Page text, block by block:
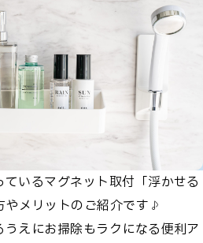
いるマグネット取付「浮かせる
やメリットのご紹介です♪
えにお掃除もラクになる便利ア